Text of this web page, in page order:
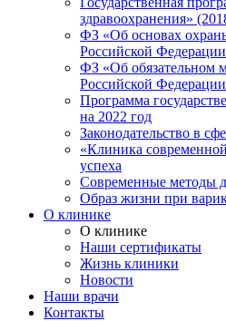
здравоохранения»
ФЗ «Об основах
Российской
ФЗ «Об обязательном
Российской
Программа
на 2022 год
Законодательство в
«Клиника
успеха
Современные методы
Образ жизни при
О клинике
О клинике
Наши сертификаты
Жизнь клиники
Новости
Наши врачи
Контакты